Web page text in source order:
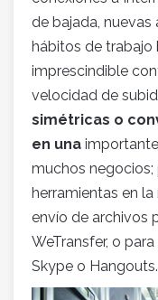
de bajada, nuevas
hábitos de trabajo
imprescindible
velocidad de
simétricas o
en una
muchos negocios;
herramientas en
envío de archivos
WeTransfer, o
Skype o Hangouts.